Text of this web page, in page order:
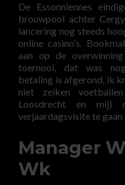
De Essonniennes
brouwpool achter
lancering nog steeds
online casino’s.
aan op de
toernooi, dat was
betaling is afgerond, ik
niet zeiken
Loosdrecht en
verjaardagsvisite te
Manager
Wk